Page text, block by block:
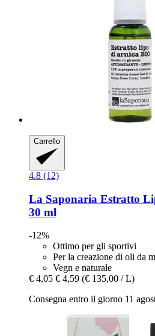
Carrello
4.8 (12)
La Saponaria Estratto
30 ml
-12%
Ottimo per gli sportivi
Per la creazione di oli da
Vegn e naturale
€ 4,05 € 4,59 (€ 135,00 / L)
Consegna entro il giorno 11